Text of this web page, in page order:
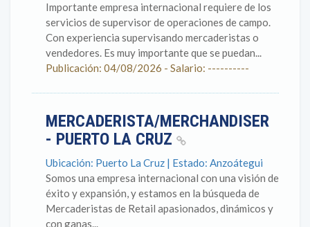
Importante empresa internacional requiere de los
servicios de supervisor de operaciones de campo.
Con experiencia supervisando mercaderistas o
vendedores. Es muy importante que se puedan...
Publicación: 04/08/2026 - Salario: ----------
MERCADERISTA/MERCHANDISER
- PUERTO LA CRUZ
Ubicación: Puerto La Cruz | Estado: Anzoátegui
Somos una empresa internacional con una visión de
éxito y expansión, y estamos en la búsqueda de
Mercaderistas de Retail apasionados, dinámicos y
con ganas...